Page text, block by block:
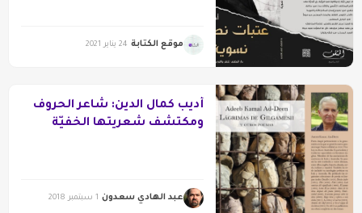
موقع الكتابة 24 يناير 2021
أديب كمال الدين: شاعر الحروف
ومكتشف شعريتها الخفيّة
عبد الهادي سعدون 1 سبتمبر 2018